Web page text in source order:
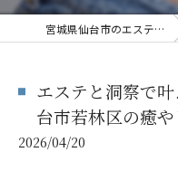
宮城県仙台市のエステならBONA BONA 【ボナボナ】美骨筋膜コルギ専門店
エステと洞察で
台市若林区の癒
2026/04/20